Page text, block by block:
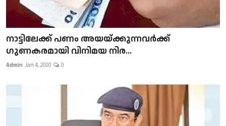
നാട്ടിലേക്ക് പണം അയയ്ക്കുന്നവർക്ക്
ഗുണകരമായി വിനിമയ നിര...
Admin Jan 4, 2020 0